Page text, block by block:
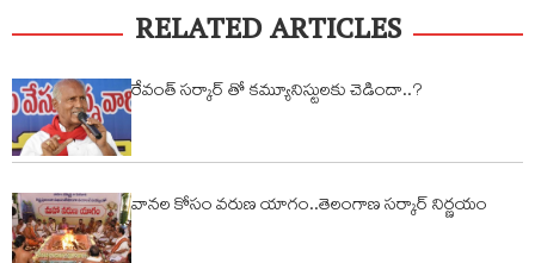
RELATED ARTICLES
రేవంత్ సర్కార్ తో కమ్యూనిస్టులకు చెడిందా..?
వానల కోసం వరుణ యాగం..తెలంగాణ సర్కార్ నిర్ణయం